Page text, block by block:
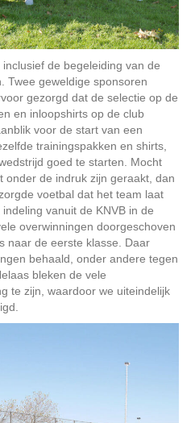
de begeleiding van de
Twee geweldige sponsoren
gezorgd dat de selectie op de
en inloopshirts op de club
voor de start van een
trainingspakken en shirts,
goed te starten. Mocht
onder de indruk zijn geraakt, dan
voetbal dat het team laat
vanuit de KNVB in de
overwinningen doorgeschoven
naar de eerste klasse. Daar
behaald, onder andere tegen
bleken de vele
te zijn, waardoor we uiteindelijk